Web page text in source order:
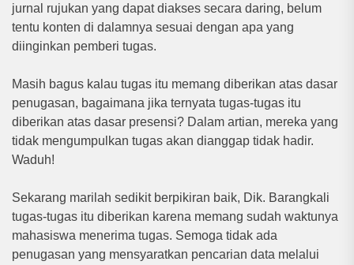
jurnal rujukan yang dapat diakses secara daring, belum
tentu konten di dalamnya sesuai dengan apa yang
diinginkan pemberi tugas.
Masih bagus kalau tugas itu memang diberikan atas dasar
penugasan, bagaimana jika ternyata tugas-tugas itu
diberikan atas dasar presensi? Dalam artian, mereka yang
tidak mengumpulkan tugas akan dianggap tidak hadir.
Waduh!
Sekarang marilah sedikit berpikiran baik, Dik. Barangkali
tugas-tugas itu diberikan karena memang sudah waktunya
mahasiswa menerima tugas. Semoga tidak ada
penugasan yang mensyaratkan pencarian data melalui